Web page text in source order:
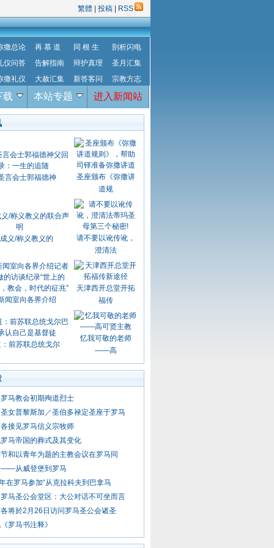
繁體 投稿 RSS
撒总论 再 慕 道 同 根 生
剖析闪电
仪问答
告解指南 辩护真理
圣月汇集
撒礼仪
大赦汇集 新答客问 宗教方志
载 本站专题 进入新闻站
言会士郭福德神
圣座颁布《弥撒讲
道规
义/称义教义的
请不要以讹传讹，
澄清法
闻室向各界介绍
天津西开总堂开拓
福传
前苏联总统戈尔
忆我可敬的老师
——高
马教会初期殉道烈士
女普黎斯加／圣伯多禄定圣座于罗马
接见罗马信义宗牧师
马帝国的葬式及其变化
和以青年为题的主教会议在罗马同
——从威登堡到罗马
在罗马参加“从克拉科夫到巴拿马
马圣公会堂区：大公对话不可坐而言
将於2月26日访问罗马圣公会诸圣
罗马书注释》